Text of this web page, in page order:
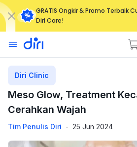
GRATIS Ongkir & Promo Terbaik
Diri Care!
Diri Clinic
Meso Glow, Treatment
Cerahkan Wajah
Tim Penulis Diri - 25 Jun 2024